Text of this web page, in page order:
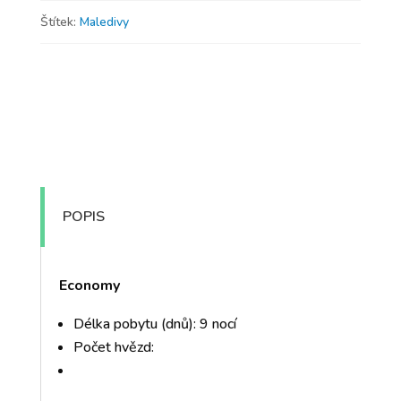
Štítek: Maledivy
POPIS
Economy
Délka pobytu (dnů): 9 nocí
Počet hvězd: